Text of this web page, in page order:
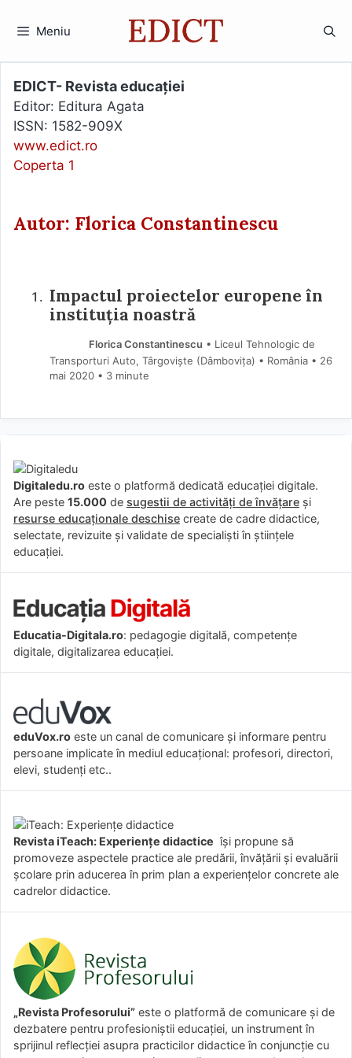
Meniu
EDICT- Revista educației
Editor: Editura Agata
ISSN: 1582-909X
www.edict.ro
Coperta 1
Autor: Florica Constantinescu
Impactul proiectelor europene în
instituția noastră
Florica Constantinescu • Liceul Tehnologic de
Transporturi Auto, Târgoviște (Dâmboviţa) • România
26
mai 2020 • 3 minute
Digitaledu.ro este o platformă dedicată educației digitale.
Are peste 15.000 de sugestii de activități de învățare și
resurse educaționale deschise create de cadre didactice,
selectate, revizuite și validate de specialiști în științele
educației.
Educatia-Digitala.ro: pedagogie digitală, competențe
digitale, digitalizarea educației.
eduVox.ro este un canal de comunicare și informare pentru
persoane implicate în mediul educațional: profesori, directori,
elevi, studenți etc..
Revista iTeach: Experienţe didactice îşi propune să
promoveze aspectele practice ale predării, învăţării şi evaluării
şcolare prin aducerea în prim plan a experienţelor concrete ale
cadrelor didactice.
„Revista Profesorului” este o platformă de comunicare și de
dezbatere pentru profesioniștii educației, un instrument în
sprijinul reflecției asupra practicilor didactice în conjuncție cu